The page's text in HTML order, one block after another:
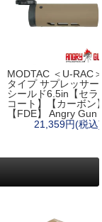
MODTAC ＜U-RAC
タイプ サプレッサー
シールド6.5in【セラ
コート】【カーボン
【FDE】 Angry Gun
21,359円(税込)